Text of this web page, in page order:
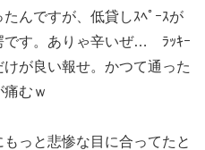
んですが、低貸しｽﾍﾟｰｽが
です。ありゃ辛いぜ… ﾗｯｷｰ
が良い報せ。かつて通った
むｗ
っと悲惨な目に合ってたと